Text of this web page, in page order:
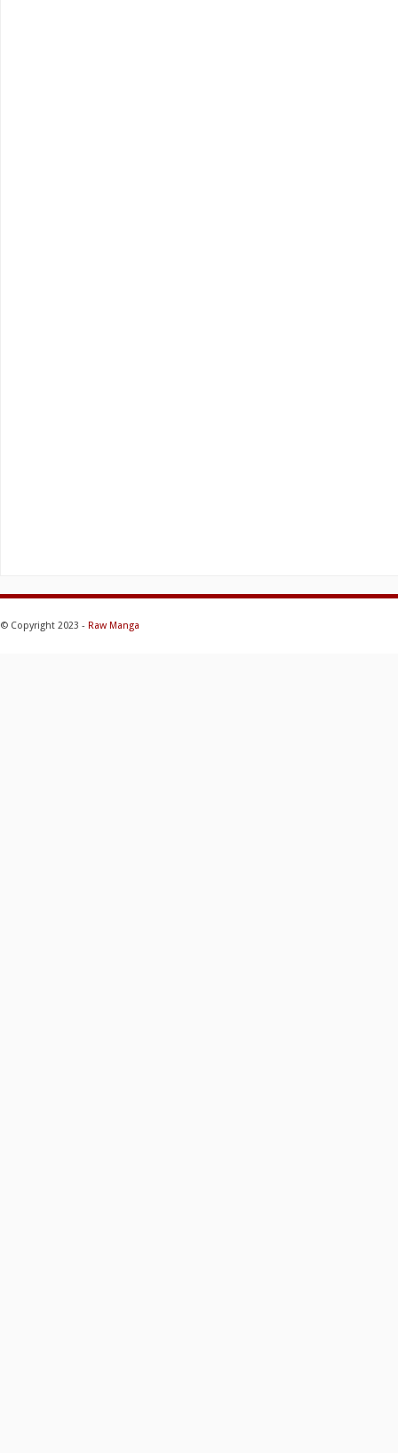
© Copyright 2023 - Raw Manga